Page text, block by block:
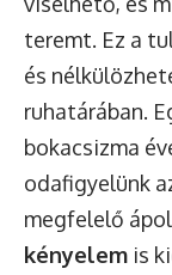
teremt. Ez a
és
ruhatárában.
bokacsizma
odafigyelünk
megfelelő
kényelem is